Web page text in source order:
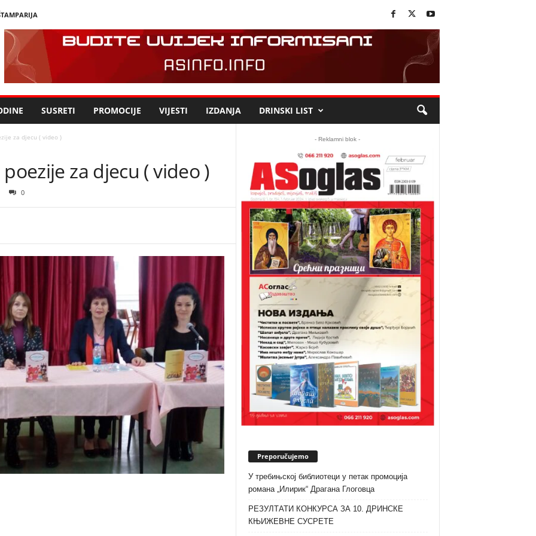
SUSRETI PROMOCIJE VIJESTI IZDANJA DRINSKI LIST
za djecu ( video )
za djecu ( video )
0
- Reklamni blok -
Preporučujemo
У требињској библиотеци у петак промоција
романа „Илирик“ Драгана Глоговца
РЕЗУЛТАТИ КОНКУРСА ЗА 10. ДРИНСКЕ
КЊИЖЕВНЕ СУСРЕТЕ